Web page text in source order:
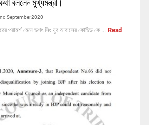
বললেন মুখ্যমন্ত্রী।
September 2020
পরামর্শ মেনে ভগৎ সিং যুব আবাসের কোভিড কে ... Read